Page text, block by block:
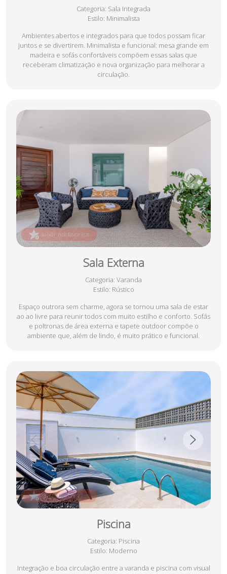
Categoria: Sala Integrada
Estilo: Minimalista
Ambientes abertos e integrados para que todos possam ficar
juntos e se divertirem. Minimalista e funcional: mesa grande em
madeira e sofás confortáveis compõem essas salas que
receberam climatização e nova organização para melhorar a
circulação.
Sala Externa
Categoria: Varanda
Estilo: Rústico
Espaço outrora sem charme, agora se tornou uma sala de estar
ao ao livre para reunir todos com muito estilho e conforto. Sofás
e poltronas de área externa e tapete outdoor compõe o
ambiente que, além de lindo, é muito prático e funcional.
salvar nos favoritos
Piscina
Categoria: Piscina
Estilo: Moderno
Integração e boa circulação entre a varanda e piscina com visual
salvar nos favoritos